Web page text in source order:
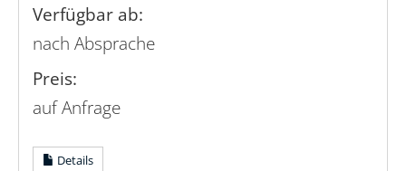
Verfügbar ab:
nach Absprache
Preis:
auf Anfrage
Details